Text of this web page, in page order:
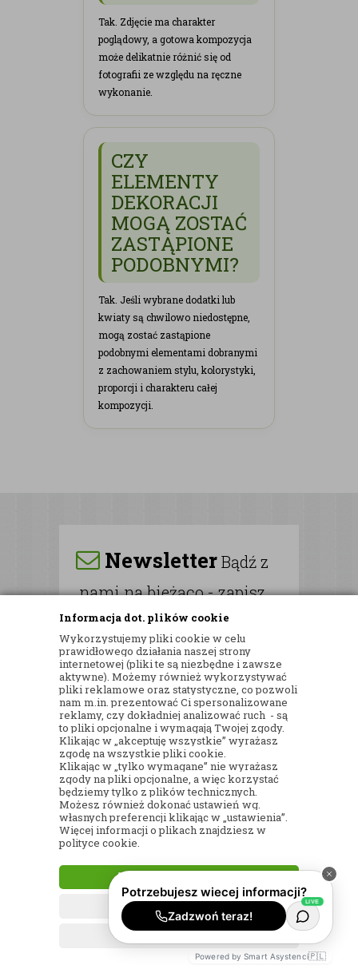
Informacja dot. plików cookie
Wykorzystujemy pliki cookie w celu
prawidłowego działania naszej strony
internetowej (pliki te są niezbędne i zawsze
aktywne). Możemy również wykorzystywać
pliki reklamowe oraz statystyczne, co pozwoli
nam m.in. prezentować Ci spersonalizowane
reklamy, czy dokładniej analizować ruch - są
to pliki opcjonalne i wymagają Twojej zgody.
Klikając w „akceptuję wszystkie” wyrażasz
zgodę na wszystkie pliki cookie.
Klikając w „tylko wymagane” nie wyrażasz
zgody na pliki opcjonalne, a więc korzystać
będziemy tylko z plików technicznych.
Możesz również dokonać ustawień wg.
własnych preferencji klikając w „ustawienia”.
Więcej informacji o plikach znajdziesz w
polityce cookie.
AKCEPTUJĘ WSZYSTKIE
TYLKO WYMAGANE
Tak. Zdjęcie ma charakter
poglądowy, a gotowa kompozycja
może delikatnie różnić się od
fotografii ze względu na ręczne
wykonanie.
CZY
ELEMENTY
DEKORACJI
MOGĄ ZOSTAĆ
ZASTĄPIONE
PODOBNYMI?
Tak. Jeśli wybrane dodatki lub
kwiaty są chwilowo niedostępne,
mogą zostać zastąpione
podobnymi elementami dobranymi
z zachowaniem stylu, kolorystyki,
proporcji i charakteru całej
kompozycji.
NewsletterBądź z
nami na bieżąco - zapisz
się do naszego
newslettera!
ZAPISZ
INFORMACJE KONTAKTOWE
KONTAKT
SPRAWDŹ
CO U NAS?
Powered by Smart Asystenci🇵🇱